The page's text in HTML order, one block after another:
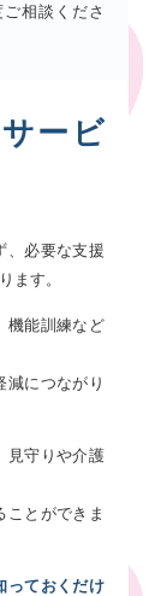
相談くださ
ービ
、必要な支援
ます。
機能訓練など
減につながり
見守りや介護
ことができま
っておくだけ